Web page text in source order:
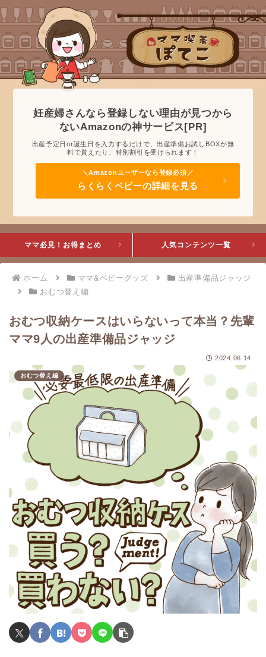
妊産婦さんなら登録しない理由が見つから
ないAmazonの神サービス[PR]
出産予定日or誕生日を入力するだけで、出産準備お試しBOXが無
料で貰えたり、特別割引を受けられます！
らくらくベビーの詳細を見る
ママ必見！お得まとめ 人気コンテンツ一覧
ホーム ママ&ベビーグッズ
出産準備品ジャッジ
おむつ替え編
おむつ収納ケースはいらないって本当？先輩
ママ9人の出産準備品ジャッジ
2024.06.14
おむつ替え編